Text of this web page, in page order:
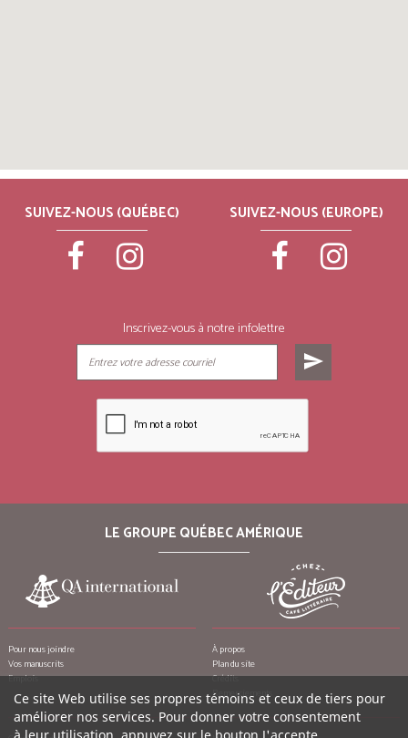
SUIVEZ-NOUS (QUÉBEC) SUIVEZ-NOUS (EUROPE)
Inscrivez-vous à notre infolettre
send
LE GROUPE QUÉBEC AMÉRIQUE
Pour nous joindre
Vos manuscrits
Emplois
À propos
Plan du site
Crédits
Remerciements
Ce site Web utilise ses propres témoins et ceux de tiers pour
améliorer nos services. Pour donner votre consentement